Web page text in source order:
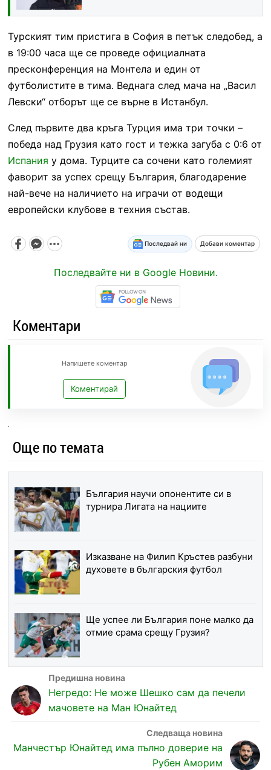
Турският тим пристига в София в петък следобед, а
в 19:00 часа ще се проведе официалната
пресконференция на Монтела и един от
футболистите в тима. Веднага след мача на „Васил
Левски“ отборът ще се върне в Истанбул.
След първите два кръга Турция има три точки –
победа над Грузия като гост и тежка загуба с 0:6 от
Испания у дома. Турците са сочени като големият
фаворит за успех срещу България, благодарение
най-вече на наличието на играчи от водещи
европейски клубове в техния състав.
Последвай ни Добави коментар
Последвайте ни в Google Новини.
Коментари
Напишете коментар
Коментирай
Още по темата
България научи опонентите си в
турнира Лигата на нациите
Изказване на Филип Кръстев разбуни
духовете в българския футбол
Ще успее ли България поне малко да
отмие срама срещу Грузия?
Негредо: Не може Шешко сам да печели
мачовете на Ман Юнайтед
Манчестър Юнайтед има пълно доверие на
Рубен Аморим